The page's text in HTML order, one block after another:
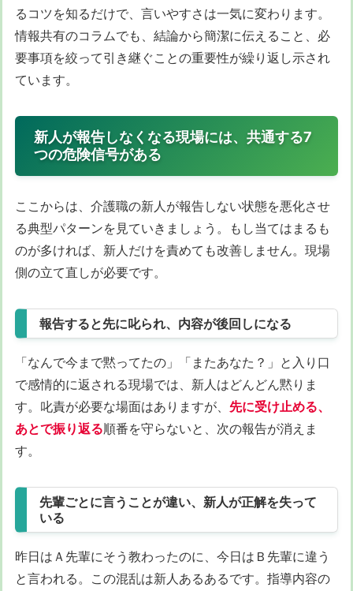
るコツを知るだけで、言いやすさは一気に変わります。
情報共有のコラムでも、結論から簡潔に伝えること、必
要事項を絞って引き継ぐことの重要性が繰り返し示され
ています。
新人が報告しなくなる現場には、共通する7
つの危険信号がある
ここからは、介護職の新人が報告しない状態を悪化させ
る典型パターンを見ていきましょう。もし当てはまるも
のが多ければ、新人だけを責めても改善しません。現場
側の立て直しが必要です。
報告すると先に叱られ、内容が後回しになる
「なんで今まで黙ってたの」「またあなた？」と入り口
で感情的に返される現場では、新人はどんどん黙りま
す。叱責が必要な場面はありますが、 先に受け止める、
あとで振り返る順番を守らないと、次の報告が消えま
す。
先輩ごとに言うことが違い、新人が正解を失って
いる
昨日はＡ先輩にそう教わったのに、今日はＢ先輩に違う
と言われる。この混乱は新人あるあるです。指導内容の